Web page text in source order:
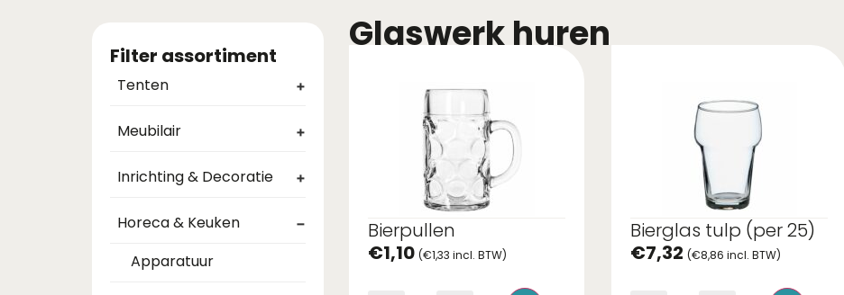
Filter assortiment
Tenten +
Meubilair +
Inrichting & Decoratie +
Horeca & Keuken −
Apparatuur
Glaswerk huren
Bierpullen
€1,10 (€1,33 incl. BTW)
Bierglas tulp (per 25)
€7,32 (€8,86 incl. BTW)